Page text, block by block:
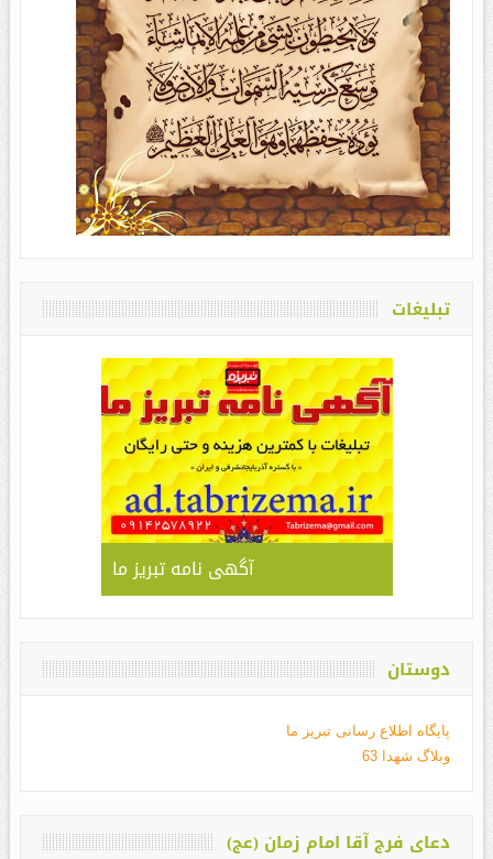
تبلیغات
آگهی نامه تبریز ما
دوستان
پایگاه اطلاع رسانی تبریز ما
وبلاگ شهدا 63
دعای فرج آقا امام زمان (عج)